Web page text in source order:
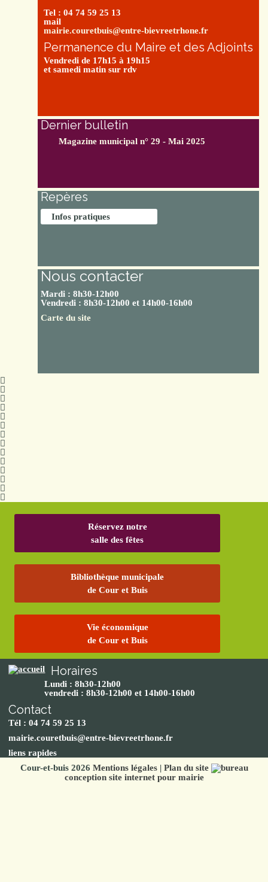
Tel : 04 74 59 25 13
mail
mairie.couretbuis@entre-bievreetrhone.fr
Permanence du Maire et des Adjoints
Vendredi de 17h15 à 19h15
et samedi matin sur rdv
Dernier bulletin
Magazine municipal n° 29 - Mai 2025
Repères
Infos pratiques
Nous contacter
Mardi : 8h30-12h00
Vendredi : 8h30-12h00 et 14h00-16h00
Carte du site
Réservez notre
salle des fêtes
Bibliothèque municipale
de Cour et Buis
Vie économique
de Cour et Buis
Horaires
Lundi : 8h30-12h00
vendredi : 8h30-12h00 et 14h00-16h00
Contact
Tél : 04 74 59 25 13
mairie.couretbuis@entre-bievreetrhone.fr
liens rapides
Cour-et-buis 2026 Mentions légales| Plan du site
conception site internet pour mairie